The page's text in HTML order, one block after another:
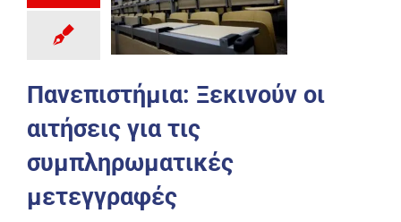
Πανεπιστήμια: Ξεκινούν οι
αιτήσεις για τις
συμπληρωματικές
μετεγγραφές